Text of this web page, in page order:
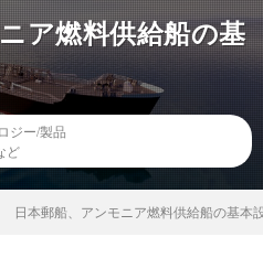
ア燃料供給船の基
ジー/製品
ど
日本郵船、アンモニア燃料供給船の基本